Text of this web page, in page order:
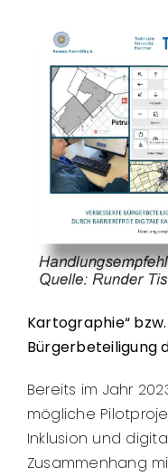
Kartographie“
Bürgerbeteiligung
Bereits im Jahr
mögliche
Inklusion und
Zusammenhang